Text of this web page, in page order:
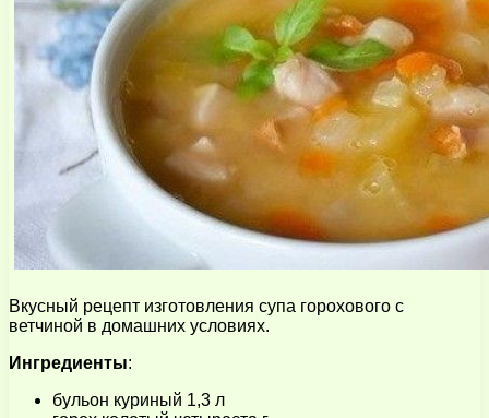
Вкусный рецепт изготовления супа горохового с
ветчиной в домашних условиях.
Ингредиенты:
бульон куриный 1,3 л